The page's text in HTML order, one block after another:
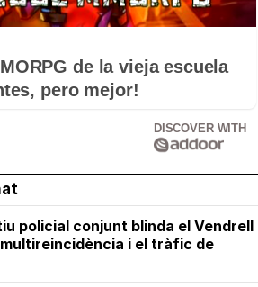
de la vieja escuela
pero mejor!
DISCOVER WITH
policial conjunt blinda el Vendrell
i el tràfic de